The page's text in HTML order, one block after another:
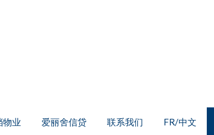
物业 爱丽舍信贷 联系我们 FR/中文